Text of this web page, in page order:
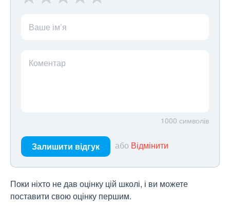
Ваше ім’я
Коментар
1000 символів
Залишити відгук або Відмінити
Поки ніхто не дав оцінку цій школі, і ви можете
поставити свою оцінку першим.